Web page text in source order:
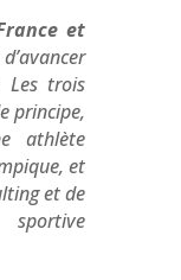
et
Les trois
principe,
athlète
et
et de